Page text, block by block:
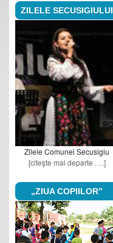
ZILELE SECUSIGIULUI
Zilele Comunei Secusigiu
[citeşte mai departe . . .]
„ZIUA COPIILOR”